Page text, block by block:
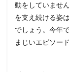
動をしていませ
を支え続ける姿
でしょう。今年
まじいエピソー